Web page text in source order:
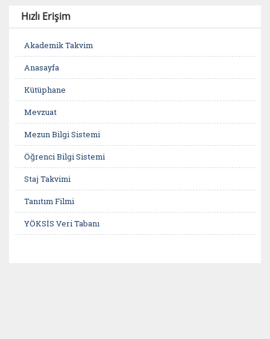
Hızlı Erişim
Akademik Takvim
Anasayfa
Kütüphane
Mevzuat
Mezun Bilgi Sistemi
Öğrenci Bilgi Sistemi
Staj Takvimi
Tanıtım Filmi
YÖKSİS Veri Tabanı